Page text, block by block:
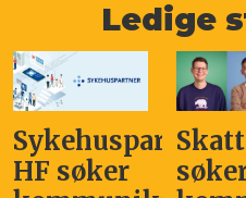
Ledige
Sykehuspartner
HF søker